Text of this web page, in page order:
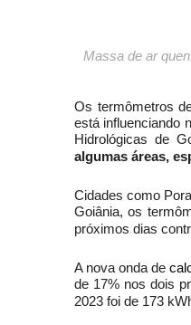
Massa de ar
Os termômetros
está influenciando
Hidrológicas de
algumas áreas,
Cidades como
Goiânia, os
próximos dias
A nova onda de
de 17% nos dois
2023 foi de 173